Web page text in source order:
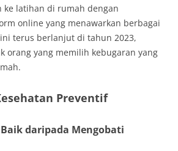
ke latihan di rumah dengan
online yang menawarkan berbagai
terus berlanjut di tahun 2023,
orang yang memilih kebugaran yang
Preventif
daripada Mengobati